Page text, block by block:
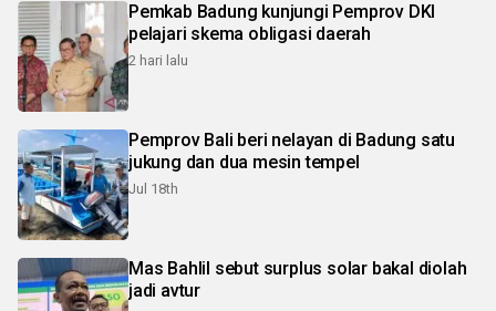
Pemkab Badung kunjungi Pemprov DKI
pelajari skema obligasi daerah
2 hari lalu
Pemprov Bali beri nelayan di Badung satu
jukung dan dua mesin tempel
Jul 18th
Mas Bahlil sebut surplus solar bakal diolah
jadi avtur